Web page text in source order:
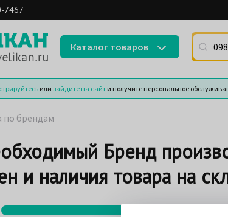
7467
Каталог товаров
Поиск
или зайдите на сайт и получите персональное
по брендам
Бренд
и наличия товара на